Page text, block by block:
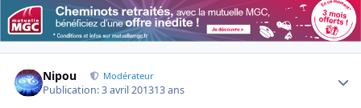
Nipou Modérateur
Publication:3 avril 201313 ans